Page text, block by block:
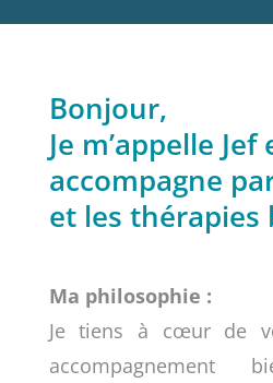
Bonjour,
Je m’appelle
accompagne
et les thérapies
Ma philosophie :
Je tiens à cœur de
accompagnement